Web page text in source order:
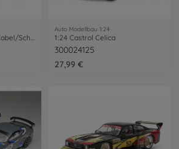
Auto Modellbau 1:24
1:24 Castrol Celica
300024125
27,99 €